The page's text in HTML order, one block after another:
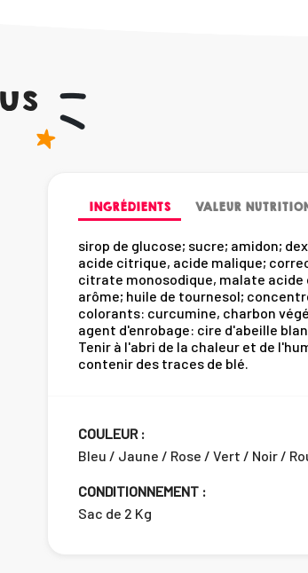
INGRÉDIENTS VALEUR
sirop de glucose; sucre; amidon;
acide citrique, acide malique;
citrate monosodique, malate acide
arôme; huile de tournesol;
colorants: curcumine, charbon
agent d'enrobage: cire d'abeille
Tenir à l'abri de la chaleur et de
contenir des traces de blé.
COULEUR :
Bleu / Jaune / Rose / Vert / Noir /
CONDITIONNEMENT :
Sac de 2 Kg